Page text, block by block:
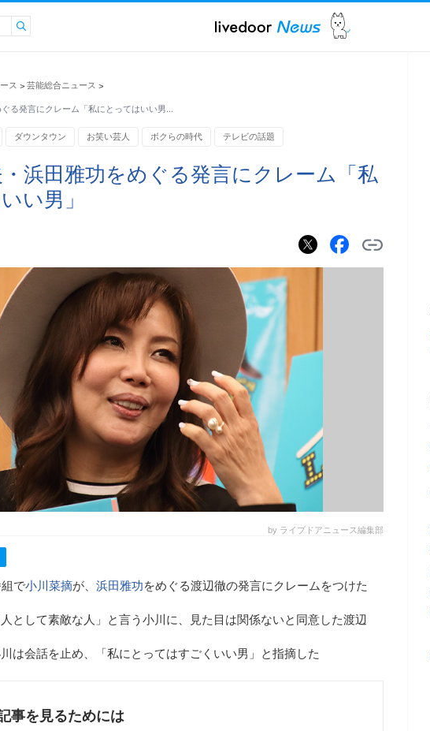
ス > 芸能総合ニュース >
る発言にクレーム「私にとってはいい男…
ダウンタウン お笑い芸人 ボクらの時代 テレビの話題
浜田雅功をめぐる発言にクレーム「私
い男」
by ライブドアニュース編集部
で小川菜摘が、 浜田雅功をめぐる渡辺徹の発言にクレームをつけた
として素敵な人」と言う小川に、見た目は関係ないと同意した渡辺
は会話を止め、「私にとってはすごくいい男」と指摘した
事を見るためには